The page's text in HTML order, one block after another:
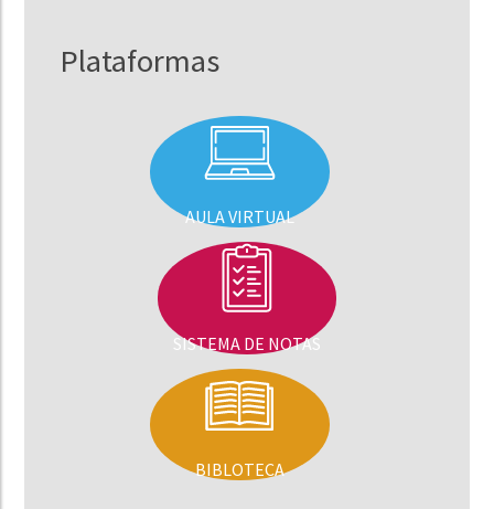
Plataformas
AULA VIRTUAL
SISTEMA DE NOTAS
BIBLOTECA